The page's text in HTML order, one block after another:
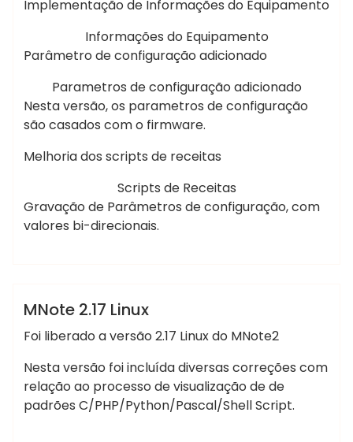
Implementação de Informações do Equipamento
Informações do Equipamento
Parâmetro de configuração adicionado
Parametros de configuração adicionado
Nesta versão, os parametros de configuração
são casados com o firmware.
Melhoria dos scripts de receitas
Scripts de Receitas
Gravação de Parâmetros de configuração, com
valores bi-direcionais.
MNote2
MNote 2.17 Linux
Foi liberado a versão 2.17 Linux do MNote2
Nesta versão foi incluída diversas correções com
relação ao processo de visualização de de
padrões C/PHP/Python/Pascal/Shell Script.